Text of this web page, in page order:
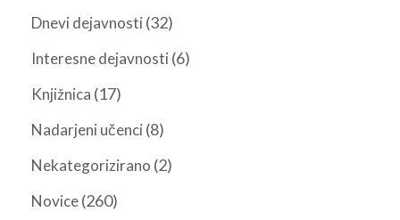
Dnevi dejavnosti (32)
Interesne dejavnosti (6)
Knjižnica (17)
Nadarjeni učenci (8)
Nekategorizirano (2)
Novice(260)